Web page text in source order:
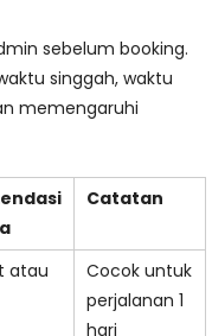
sebelum booking.
singgah, waktu
memengaruhi
Catatan
atau
Cocok untuk
perjalanan 1
hari